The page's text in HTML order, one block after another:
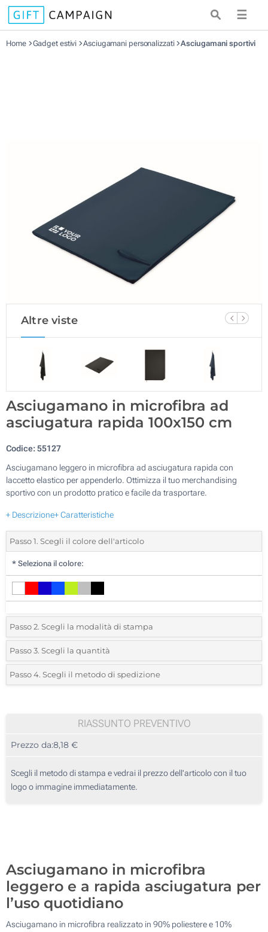
☰
Home Gadget estivi Asciugamani personalizzati Asciugamani sportivi
Altre viste
Asciugamano in microfibra ad
asciugatura rapida 100x150 cm
Codice:55127
Asciugamano leggero in microfibra ad asciugatura rapida con
laccetto elastico per appenderlo. Ottimizza il tuo merchandising
sportivo con un prodotto pratico e facile da trasportare.
+ Descrizione+ Caratteristiche
Passo 1. Scegli il colore dell'articolo
* Seleziona il colore:
Passo 2. Scegli la modalità di stampa
*Seleziona la posizione di stampa e il colore del vostro logo:
1 Colore (Davanti)
3 Colori (Davanti)
Transfer digitale full color (Davanti)
Passo 3. Scegli la quantità
*Quantità desiderata:
10
25
50
Passo 4. Scegli il metodo di spedizione
RIASSUNTO PREVENTIVO
Prezzo da:8,18 €
Scegli il metodo di stampa e vedrai il prezzo dell'articolo con il tuo
logo o immagine immediatamente.
Asciugamano in microfibra
leggero e a rapida asciugatura per
l’uso quotidiano
Asciugamano in microfibra realizzato in 90% poliestere e 10%